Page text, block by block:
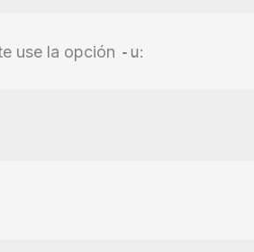
use la opción -u: